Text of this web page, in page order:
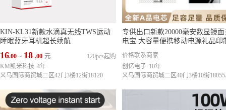
KIN-KL31新款水滴真无线TWS运动
睡眠蓝牙耳机超长续航
16.00 ~ 18 .00 元
120pcs起购
KM凯米科技 4年
义乌国际商贸城二区42门3楼12街18120
专供出口新款20000毫安数显镜面
电宝 大容量便携移动电源礼品印
logo
价格联系商家
创亿电子 10年
义乌国际商贸城二区40门3楼10街